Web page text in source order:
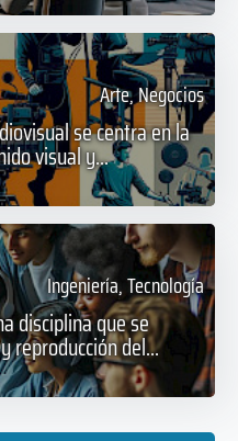
Arte, Negocios
se centra en la
visual y...
Ingeniería, Tecnología
disciplina que se
reproducción del...